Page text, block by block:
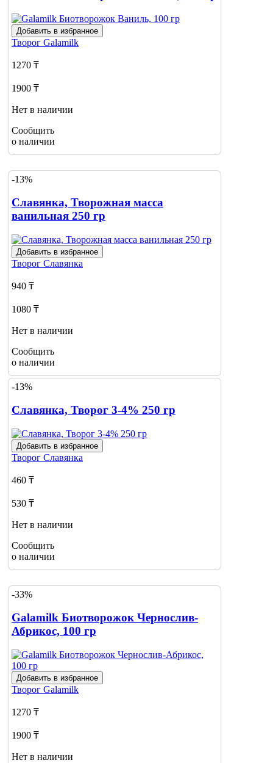
Добавить в избранное
Творог Galamilk
1270 ₸
1900 ₸
Нет в наличии
Сообщить
о наличии
-13%
Славянка, Творожная масса
ванильная 250 гр
Добавить в избранное
Творог Славянка
940 ₸
1080 ₸
Нет в наличии
Сообщить
о наличии
-13%
Славянка, Творог 3-4% 250 гр
Добавить в избранное
Творог Славянка
460 ₸
530 ₸
Нет в наличии
Сообщить
о наличии
-33%
Galamilk Биотворожок Чернослив-
Абрикос, 100 гр
Добавить в избранное
Творог Galamilk
1270 ₸
1900 ₸
Нет в наличии